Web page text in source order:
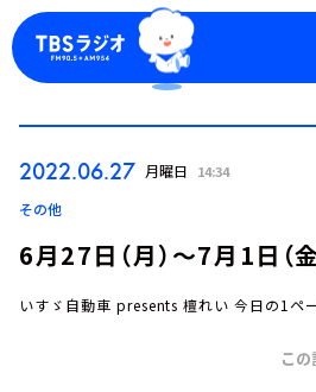
2022.06.27 月曜日 14:34
その他
6月27日（月）～7月1日（
いすゞ自動車 presents 檀れい 今日の1ペ
こ